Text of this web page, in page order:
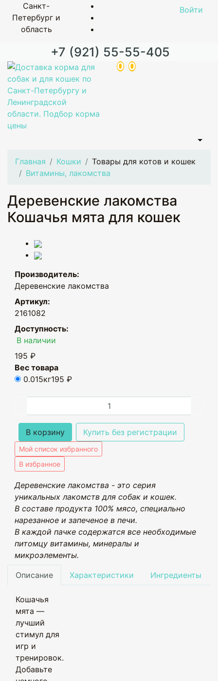
Санкт-
Петербург и
область
Войти
+7 (921) 55-55-405
0 0
Главная Кошки
Товары для котов и кошек
Витамины, лакомства
Деревенские лакомства
Кошачья мята для кошек
Производитель:
Деревенские лакомства
Артикул:
2161082
Доступность:
В наличии
195 ₽
Вес товара
0.015кг195 ₽
В корзину Купить без регистрации
Мой список избранного
В избранное
Деревенские лакомства - это серия
уникальных лакомств для собак и кошек.
В составе продукта 100% мясо, специально
нарезанное и запеченое в печи.
В каждой пачке содержатся все необходимые
питомцу витамины, минералы и
микроэлементы.
Описание Характеристики Ингредиенты
Кошачья
мята —
лучший
стимул для
игр и
тренировок.
Добавьте